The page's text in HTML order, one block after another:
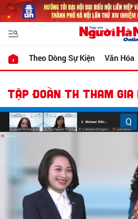
Theo Dòng Sự Kiện Văn Hóa
TẬP ĐOÀN TH THAM GIA